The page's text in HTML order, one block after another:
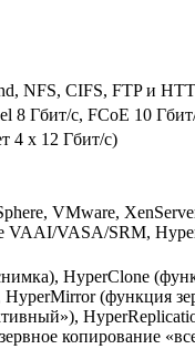
NFS, CIFS, FTP и
8 Гбит/с, FCoE 10
4 x 12 Гбит/с)
VMware,
VAAI/VASA/SRM,
HyperClone
(функция
копирование